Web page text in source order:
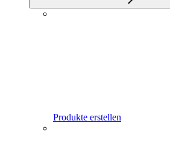
Produkte erstellen